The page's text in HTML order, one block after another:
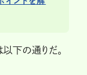
下の通りだ。